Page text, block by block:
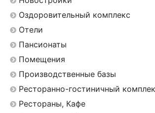
Оздоровительный комплекс
Отели
Пансионаты
Помещения
Производственные базы
Ресторанно-гостиничный
Рестораны, Кафе